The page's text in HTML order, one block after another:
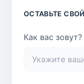
ОСТАВЬТЕ
Как вас зовут?